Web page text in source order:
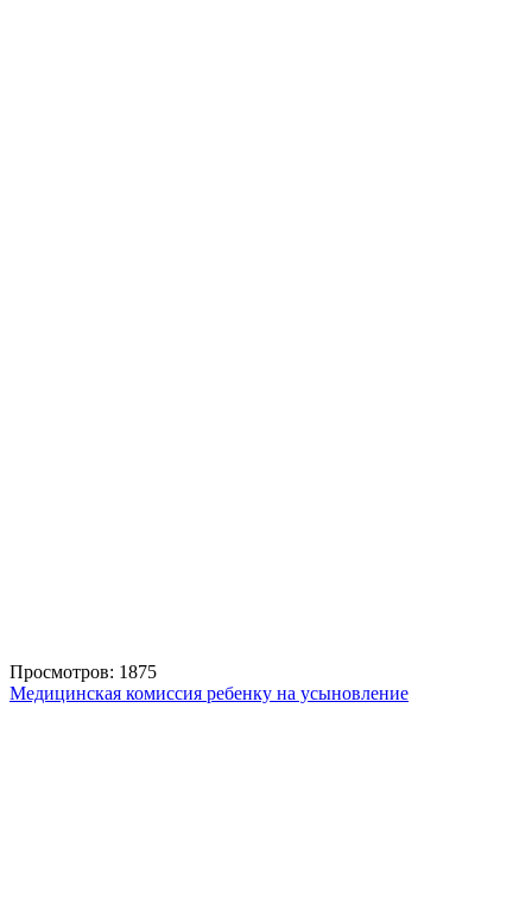
Просмотров: 1875
Медицинская комиссия ребенку на усыновление